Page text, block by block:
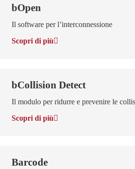
bOpen
Il software per l’interconnessione
Scopri di più
bCollision Detect
Il modulo per ridurre e prevenire le
Scopri di più
Barcode